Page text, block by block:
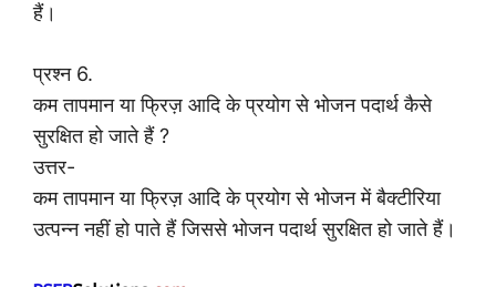
हैं।
प्रश्न 6.
कम तापमान या फ्रिज़ आदि के प्रयोग से भोजन पदार्थ कैसे
सुरक्षित हो जाते हैं ?
उत्तर-
कम तापमान या फ्रिज़ आदि के प्रयोग से भोजन में बैक्टीरिया
उत्पन्न नहीं हो पाते हैं जिससे भोजन पदार्थ सुरक्षित हो जाते हैं।